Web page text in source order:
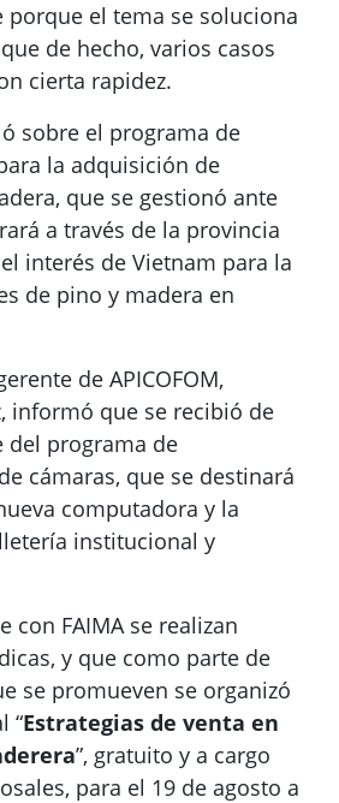
porque el tema se soluciona
de hecho, varios casos
cierta rapidez.
sobre el programa de
la adquisición de
que se gestionó ante
a través de la provincia
interés de Vietnam para la
de pino y madera en
de APICOFOM,
informó que se recibió de
del programa de
cámaras, que se destinará
computadora y la
institucional y
con FAIMA se realizan
y que como parte de
se promueven se organizó
“Estrategias de venta en
”, gratuito y a cargo
para el 19 de agosto a